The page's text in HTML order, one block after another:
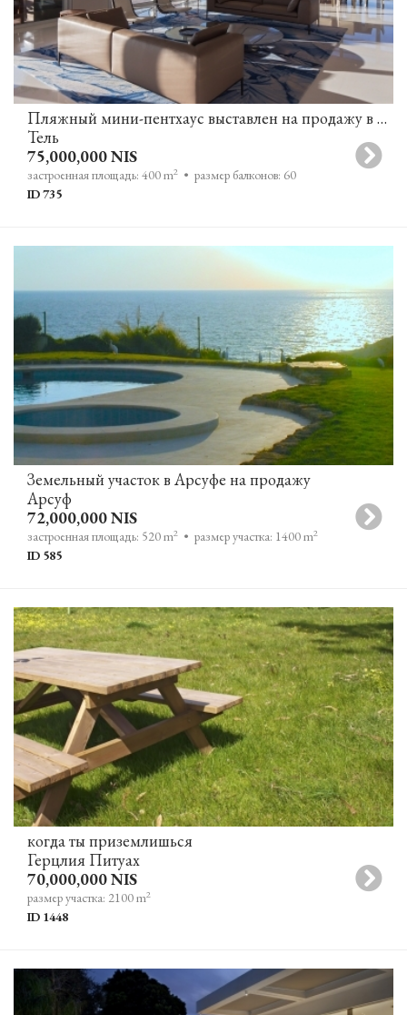
Пляжный мини-пентхаус выставлен на продажу в Тель-Авиве
Тель
75,000,000 NIS
застроенная площадь: 400 m2 • размер балконов: 60
ID 735
Земельный участок в Арсуфе на продажу
Арсуф
72,000,000 NIS
застроенная площадь: 520 m2 • размер участка: 1400 m2
ID 585
когда ты приземлишься
Герцлия Питуах
70,000,000 NIS
размер участка: 2100 m2
ID 1448